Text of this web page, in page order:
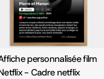
personnalisée film
- Cadre netflix